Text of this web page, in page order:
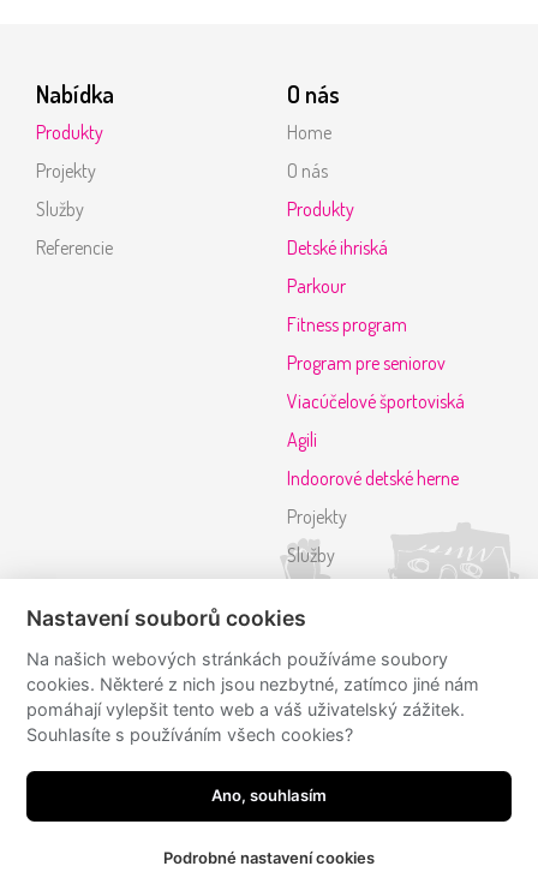
Nabídka
Produkty
Projekty
Služby
Referencie
O nás
Home
O nás
Produkty
Detské ihriská
Parkour
Fitness program
Program pre seniorov
Viacúčelové športoviská
Agili
Indoorové detské herne
Projekty
Služby
Kontakt
Sledujte nás
Nastavení souborů cookies
Na našich webových stránkách používáme soubory
cookies. Některé z nich jsou nezbytné, zatímco jiné nám
pomáhají vylepšit tento web a váš uživatelský zážitek.
Souhlasíte s používáním všech cookies?
Ano, souhlasím
Podrobné nastavení cookies